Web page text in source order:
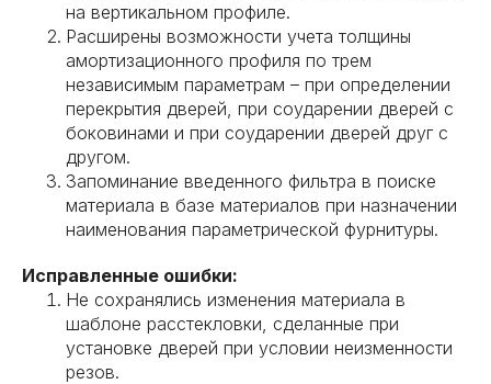
на вертикальном профиле.
Расширены возможности учета толщины
амортизационного профиля по трем
независимым параметрам – при определении
перекрытия дверей, при соударении дверей с
боковинами и при соударении дверей друг с
другом.
Запоминание введенного фильтра в поиске
материала в базе материалов при назначении
наименования параметрической фурнитуры.
Исправленные ошибки:
Не сохранялись изменения материала в
шаблоне расстекловки, сделанные при
установке дверей при условии неизменности
резов.